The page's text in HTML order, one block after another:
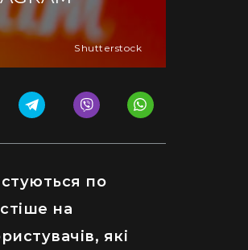
Shutterstock
по
на
які